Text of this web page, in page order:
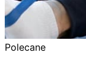
Polecane